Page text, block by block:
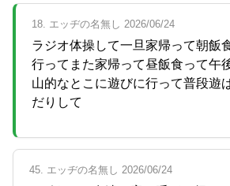
18. エッヂの名無し 2026/06/24
ラジオ体操して一旦家帰って朝飯
行ってまた家帰って昼飯食って午
山的なとこに遊びに行って普段遊
だりして
45. エッヂの名無し 2026/06/24